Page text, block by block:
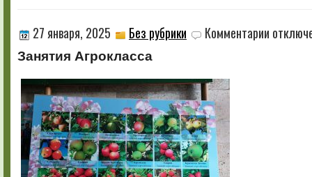
27 января, 2025 Без рубрики Комментарии записи
Занятия Агрокласса